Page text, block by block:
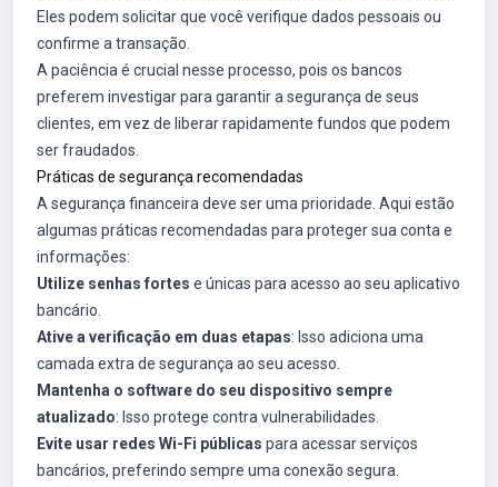
Eles podem solicitar que você verifique dados pessoais ou
confirme a transação.
A paciência é crucial nesse processo, pois os bancos
preferem investigar para garantir a segurança de seus
clientes, em vez de liberar rapidamente fundos que podem
ser fraudados.
Práticas de segurança recomendadas
A segurança financeira deve ser uma prioridade. Aqui estão
algumas práticas recomendadas para proteger sua conta e
informações:
Utilize senhas fortes e únicas para acesso ao seu aplicativo
bancário.
Ative a verificação em duas etapas: Isso adiciona uma
camada extra de segurança ao seu acesso.
Mantenha o software do seu dispositivo sempre
atualizado: Isso protege contra vulnerabilidades.
Evite usar redes Wi-Fi públicas para acessar serviços
bancários, preferindo sempre uma conexão segura.